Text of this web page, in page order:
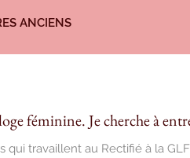
ANCIENS
féminine. Je cherche à
qui travaillent au Rectifié à la